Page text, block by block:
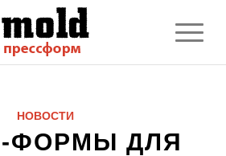
НОВОСТИ
ФОРМЫ ДЛЯ